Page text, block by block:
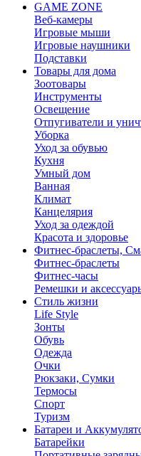
GAME ZONE
Веб-камеры
Игровые мыши
Игровые наушники
Подставки
Товары для дома
Зоотовары
Инструменты
Освещение
Отпугиватели и
Уборка
Уход за обувью
Кухня
Умный дом
Ванная
Климат
Канцелярия
Уход за одеждой
Красота и здоровье
Фитнес-браслеты,
Фитнес-браслеты
Фитнес-часы
Ремешки и
Стиль жизни
Life Style
Зонты
Обувь
Одежда
Очки
Рюкзаки, Сумки
Термосы
Спорт
Туризм
Батареи и
Батарейки